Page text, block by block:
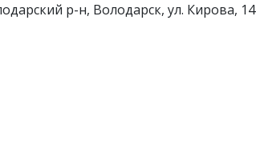
р-н, Володарск, ул. Кирова, 14